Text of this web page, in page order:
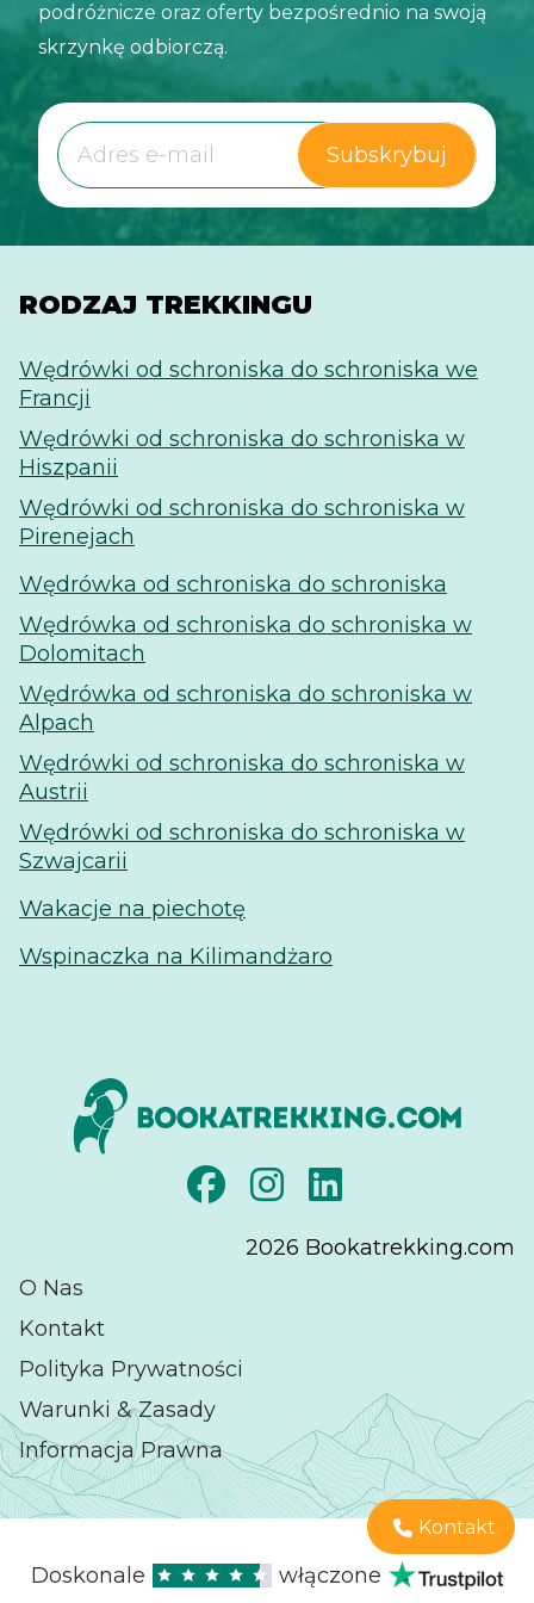
podróżnicze oraz oferty bezpośrednio na swoją
skrzynkę odbiorczą.
Subskrybuj
RODZAJ TREKKINGU
Wędrówki od schroniska do schroniska we
Francji
Wędrówki od schroniska do schroniska w
Hiszpanii
Wędrówki od schroniska do schroniska w
Pirenejach
Wędrówka od schroniska do schroniska
Wędrówka od schroniska do schroniska w
Dolomitach
Wędrówka od schroniska do schroniska w
Alpach
Wędrówki od schroniska do schroniska w
Austrii
Wędrówki od schroniska do schroniska w
Szwajcarii
Wakacje na piechotę
Wspinaczka na Kilimandżaro
2026 Bookatrekking.com
O Nas
Kontakt
Polityka Prywatności
Warunki & Zasady
Informacja Prawna
Doskonale włączone
Kontakt